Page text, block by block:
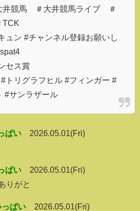
井競馬 ＃大井競馬ライブ ＃
ン #チャンネル登録お願いし
セス賞
トリグラフヒル #フィンガー #
#サンラザール
ぱい
2026.05.01(Fri)
ぱい
2026.05.01(Fri)
りがと
ぱい
2026.05.01(Fri)